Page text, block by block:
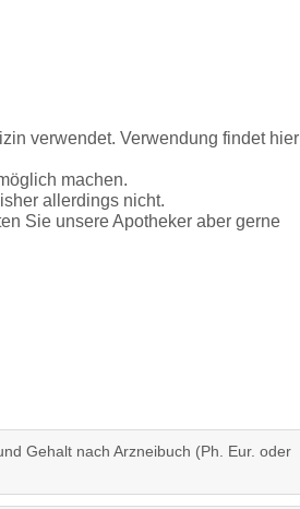
verwendet. Verwendung findet hier
machen.
allerdings nicht.
Sie unsere Apotheker aber gerne
Gehalt nach Arzneibuch (Ph. Eur. oder